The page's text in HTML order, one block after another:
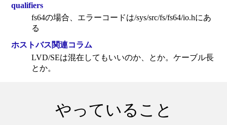
qualifiers
fs64の場合、エラーコードは/sys/src/fs/fs64/io.hにあ
る
ホストバス関連コラム
LVD/SEは混在してもいいのか、とか。ケーブル長
とか。
やっていること